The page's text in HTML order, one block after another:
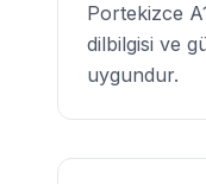
Portekizce
dilbilgisi ve
uygundur.